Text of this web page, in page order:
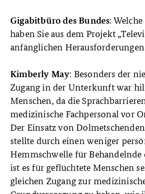
Gigabitbüro des Bundes:
haben Sie aus dem Projekt
anfänglichen Herausforderungen
Kimberly May: Besonders der
Zugang in der Unterkunft war
Menschen, da die
medizinische Fachpersonal vor
Der Einsatz von
stellte durch einen weniger
Hemmschwelle für Behandelnde
ist es für geflüchtete Menschen
gleichen Zugang zur